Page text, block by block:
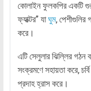
কোলাইন ফুলকপির একটি
ফ্যাক্টর” যাঘুম, পেশীগুলির
করে।
এটি সেলুলার ঝিল্লির গঠন
সংক্রমণে সহায়তা করে,
প্রদাহ হ্রাস করে।